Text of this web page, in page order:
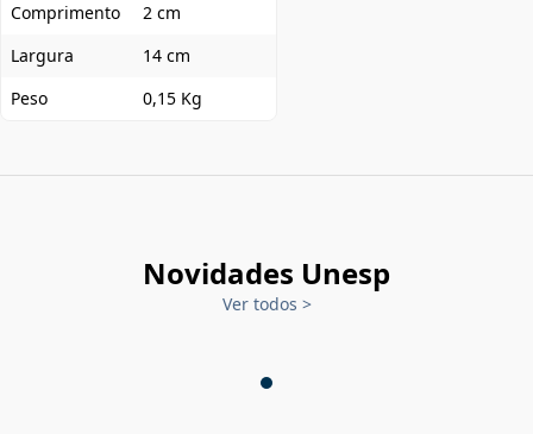
Comprimento
2 cm
Largura
14 cm
Peso
0,15 Kg
Novidades Unesp
Ver todos >